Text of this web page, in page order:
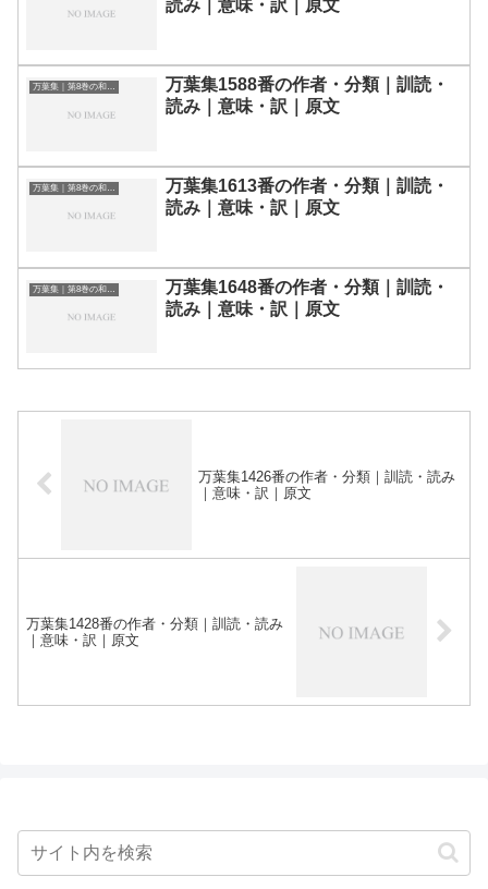
読み｜意味・訳｜原文
万葉集｜第8巻の和歌一覧
万葉集1588番の作者・分類｜訓読・
読み｜意味・訳｜原文
万葉集｜第8巻の和歌一覧
万葉集1613番の作者・分類｜訓読・
読み｜意味・訳｜原文
万葉集1648番の作者・分類｜訓読・
読み｜意味・訳｜原文
万葉集1426番の作者・分類｜訓読・読み
｜意味・訳｜原文
万葉集1428番の作者・分類｜訓読・読み
｜意味・訳｜原文